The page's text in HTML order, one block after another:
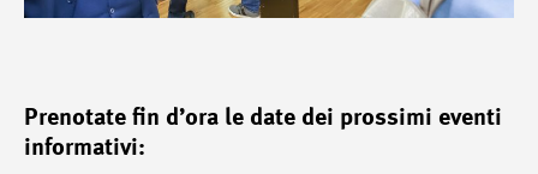
Prenotate fin d’ora le date dei prossimi eventi
informativi: